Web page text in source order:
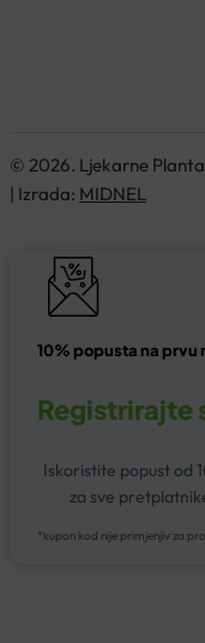
© 2026. Ljekarne
| Izrada: MIDNEL
10% popusta na prvu
Registrirajte
Iskoristite popust od
za sve
*kupon kod nije primjenjiv za